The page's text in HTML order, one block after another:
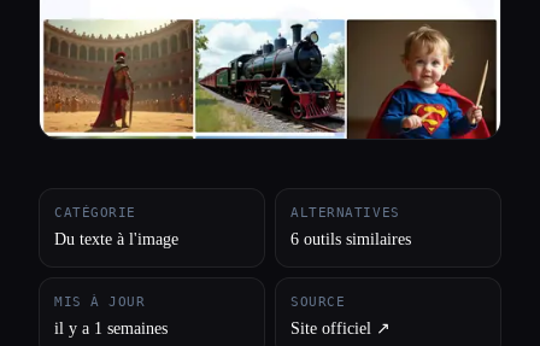
CATÉGORIE
Du texte à l'image
ALTERNATIVES
6 outils similaires
MIS À JOUR
il y a 1 semaines
SOURCE
Site officiel ↗︎